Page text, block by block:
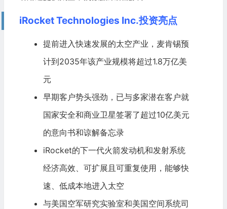
iRocket Technologies Inc.投资亮点
提前进入快速发展的太空产业，麦肯锡预
计到2035年该产业规模将超过1.8万亿美
元
早期客户势头强劲，已与多家潜在客户就
国家安全和商业卫星签署了超过10亿美元
的意向书和谅解备忘录
iRocket的下一代火箭发动机和发射系统
经济高效、可扩展且可重复使用，能够快
速、低成本地进入太空
与美国空军研究实验室和美国空间系统司